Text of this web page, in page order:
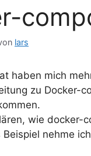
lars
haben mich
zu Docker-
wie docker-
nehme